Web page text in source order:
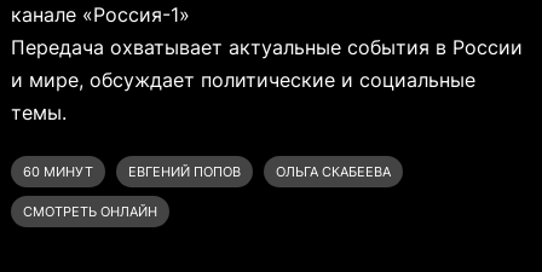
канале «Россия-1»
Передача охватывает актуальные события в России
и мире, обсуждает политические и социальные
темы.
60 МИНУТ ЕВГЕНИЙ ПОПОВ ОЛЬГА СКАБЕЕВА
СМОТРЕТЬ ОНЛАЙН